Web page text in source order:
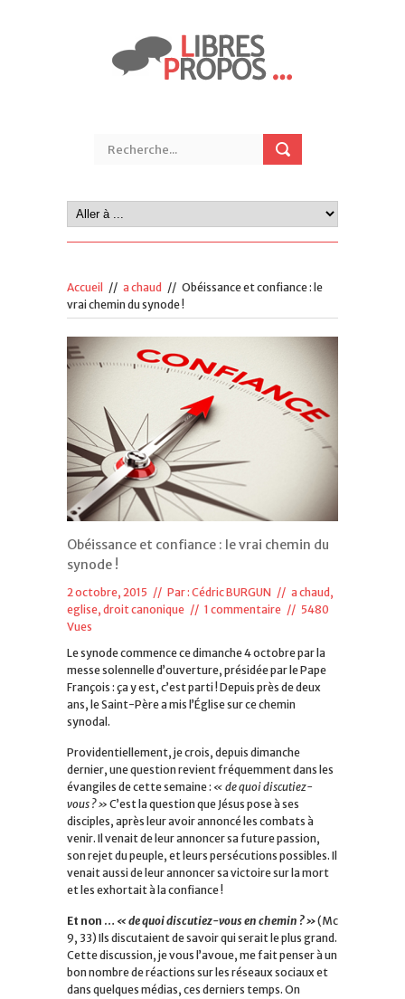
Accueil // a chaud // Obéissance et confiance : le
vrai chemin du synode !
Obéissance et confiance : le vrai chemin du
synode !
2 octobre, 2015 // Par : Cédric BURGUN // a chaud ,
eglise, droit canonique // 1 commentaire // 5480
Vues
Le synode commence ce dimanche 4 octobre par la
messe solennelle d’ouverture, présidée par le Pape
François : ça y est, c’est parti ! Depuis près de deux
ans, le Saint-Père a mis l’Église sur ce chemin
synodal.
Providentiellement, je crois, depuis dimanche
dernier, une question revient fréquemment dans les
évangiles de cette semaine : « de quoi discutiez-
vous ? » C’est la question que Jésus pose à ses
disciples, après leur avoir annoncé les combats à
venir. Il venait de leur annoncer sa future passion,
son rejet du peuple, et leurs persécutions possibles. Il
venait aussi de leur annoncer sa victoire sur la mort
et les exhortait à la confiance !
Et non … « de quoi discutiez-vous en chemin ? »(Mc
9, 33) Ils discutaient de savoir qui serait le plus grand.
Cette discussion, je vous l’avoue, me fait penser à un
bon nombre de réactions sur les réseaux sociaux et
dans quelques médias, ces derniers temps. On